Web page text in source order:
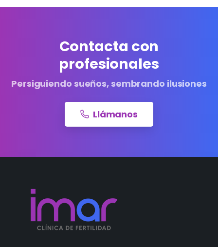
Contacta con
profesionales
Persiguiendo sueños, sembrando ilusiones
Llámanos